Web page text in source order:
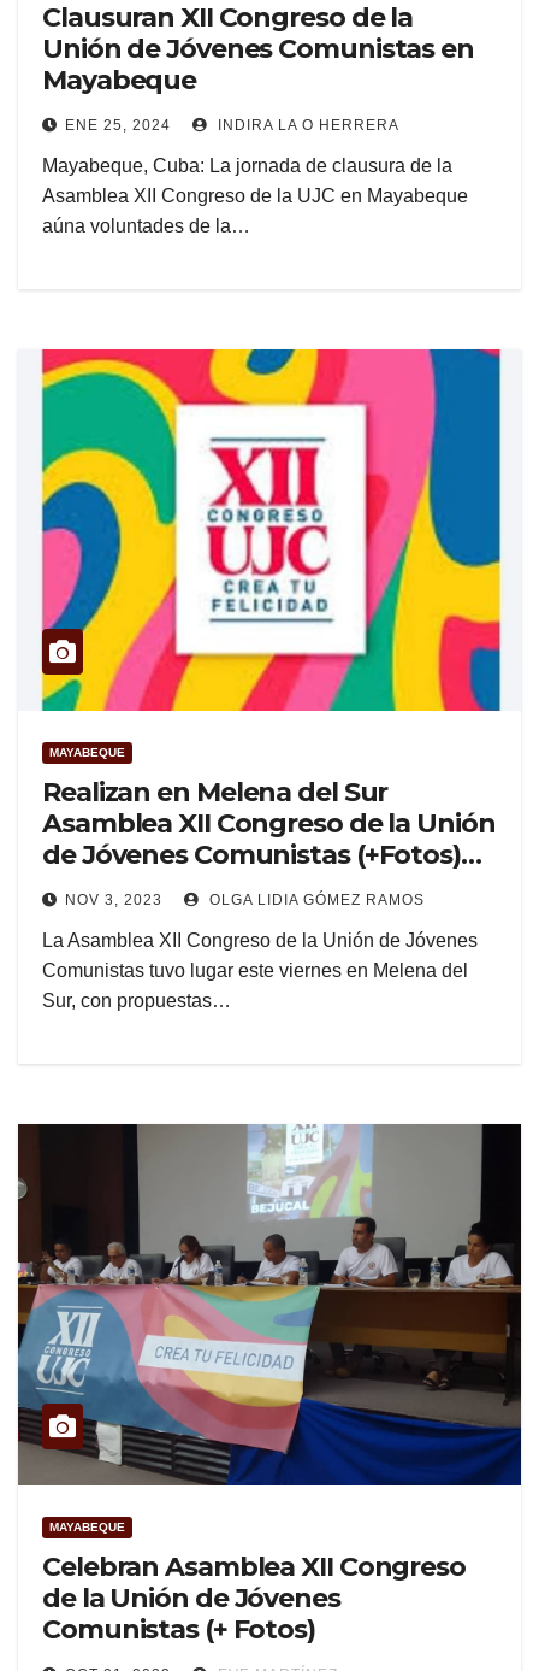
Clausuran XII Congreso de la
Unión de Jóvenes Comunistas en
Mayabeque
ENE 25, 2024 INDIRA LA O HERRERA
Mayabeque, Cuba: La jornada de clausura de la
Asamblea XII Congreso de la UJC en Mayabeque
aúna voluntades de la…
MAYABEQUE
Realizan en Melena del Sur
Asamblea XII Congreso de la Unión
de Jóvenes Comunistas (+Fotos)
(+Audio)
NOV 3, 2023 OLGA LIDIA GÓMEZ RAMOS
La Asamblea XII Congreso de la Unión de Jóvenes
Comunistas tuvo lugar este viernes en Melena del
Sur, con propuestas…
MAYABEQUE
Celebran Asamblea XII Congreso
de la Unión de Jóvenes
Comunistas (+ Fotos)